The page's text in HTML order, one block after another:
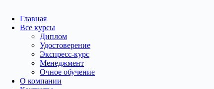
Главная
Все курсы
Диплом
Удостоверение
Экспресс-курс
Менеджмент
Очное обучение
О компании